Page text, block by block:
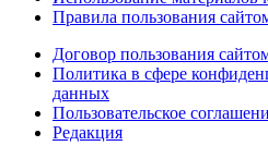
Правила пользования
Договор пользования
Политика в сфере
данных
Пользовательское
Редакция